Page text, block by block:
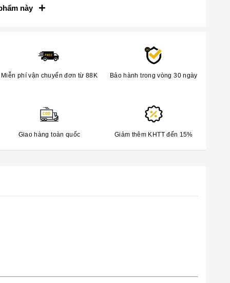
này +
Miễn phí vận chuyển đơn từ 88K Bảo hành trong vòng 30 ngày
Giao hàng toàn quốc Giảm thêm KHTT đến 15%